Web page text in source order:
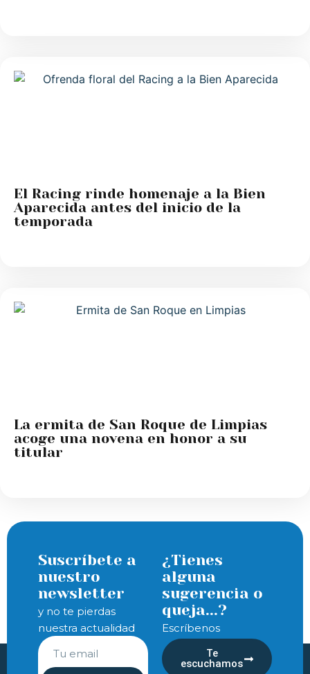
El Racing rinde homenaje a la Bien
Aparecida antes del inicio de la
temporada
La ermita de San Roque de Limpias
acoge una novena en honor a su
titular
Suscríbete a
nuestro
newsletter
y no te pierdas
nuestra actualidad
¿Tienes
alguna
sugerencia o
queja...?
Escríbenos
Te
escuchamos